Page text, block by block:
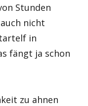
Stunden
nicht
in
fängt ja schon
zu ahnen